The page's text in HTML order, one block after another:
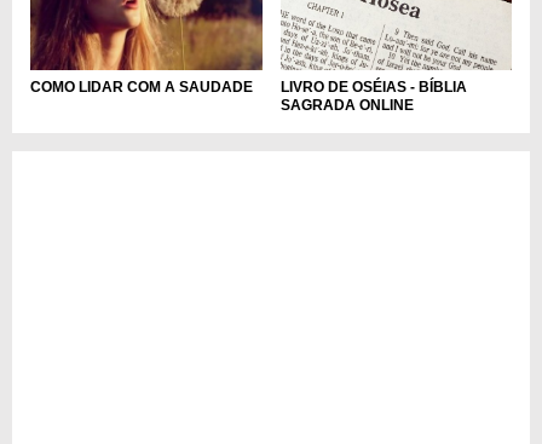
COMO LIDAR COM A SAUDADE
LIVRO DE OSÉIAS - BÍBLIA
SAGRADA ONLINE